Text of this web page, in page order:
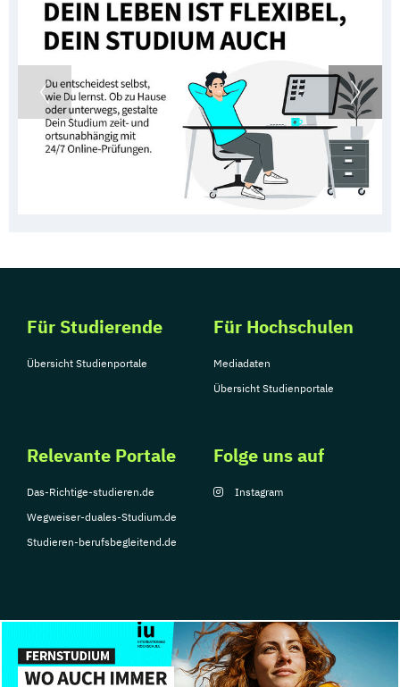
Für Studierende
Übersicht Studienportale
Für Hochschulen
Mediadaten
Übersicht Studienportale
Relevante Portale
Das-Richtige-studieren.de
Wegweiser-duales-Studium.de
Studieren-berufsbegleitend.de
Folge uns auf
Instagram
© Copyright 2026, TarGroup Media GmbH
Impressum
Datenschutzerklärung Nutzungsbedingungen